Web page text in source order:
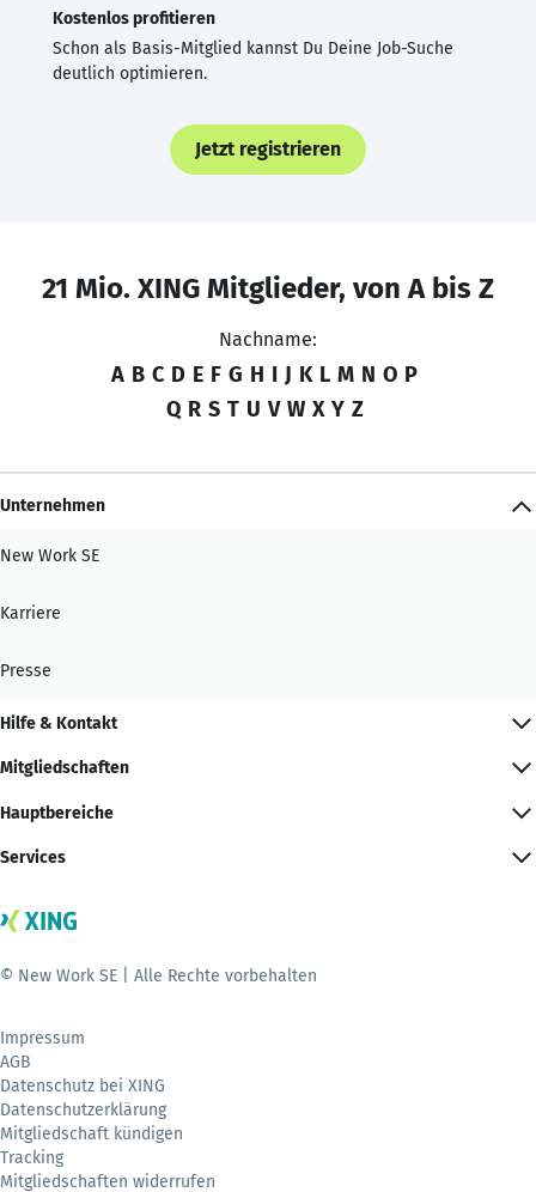
Kostenlos profitieren
Schon als Basis-Mitglied kannst Du Deine Job-Suche
deutlich optimieren.
Jetzt registrieren
21 Mio. XING Mitglieder, von A bis Z
Nachname:
A B C D E F G H I J K L M N O P
Q R S T U V W X Y Z
Unternehmen
New Work SE
Karriere
Presse
Hilfe & Kontakt
Mitgliedschaften
Hauptbereiche
Services
© New Work SE | Alle Rechte vorbehalten
Impressum
AGB
Datenschutz bei XING
Datenschutzerklärung
Mitgliedschaft kündigen
Tracking
Mitgliedschaften widerrufen